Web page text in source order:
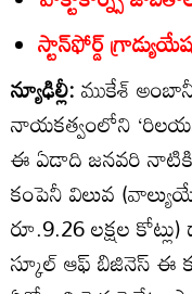
స్టాన్‌ఫోర్డ్‌
న్యూఢిల్లీ:ముకేశ్‌
నాయకత్వంలోని
ఈ ఏడాది జనవరి నాటికి
కంపెనీ విలువ
రూ.9.26 లక్షల
స్కూల్‌ ఆఫ్‌ బిజినెస్‌ ఈ